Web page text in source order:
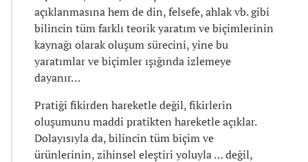
açıklanmasına hem de din, felsefe, ahlak vb. gibi
bilincin tüm farklı teorik yaratım ve biçimlerinin
kaynağı olarak oluşum sürecini, yine bu
yaratımlar ve biçimler ışığında izlemeye
dayanır…
Pratiği fikirden hareketle değil, fikirlerin
oluşumunu maddi pratikten hareketle açıklar.
Dolayısıyla da, bilincin tüm biçim ve
ürünlerinin, zihinsel eleştiri yoluyla … değil,